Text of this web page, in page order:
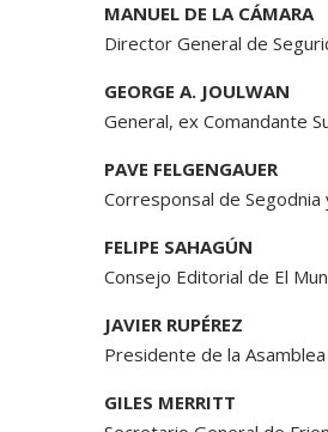
MANUEL DE LA CÁMARA
Director General de
GEORGE A. JOULWAN
General, ex Comandante
PAVE FELGENGAUER
Corresponsal de
FELIPE SAHAGÚN
Consejo Editorial de El
JAVIER RUPÉREZ
Presidente de la
GILES MERRITT